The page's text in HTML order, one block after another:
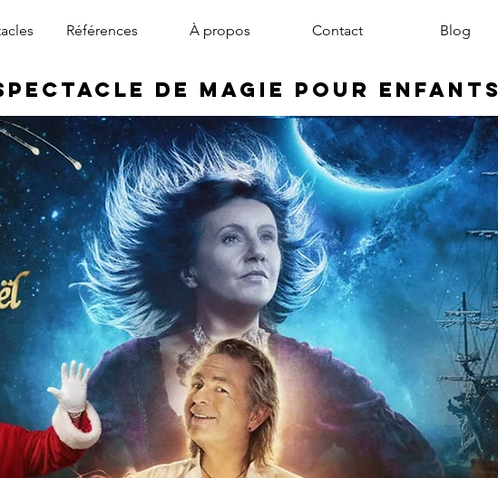
Références À propos Contact Blog
de Magie pour enfants
arbre de noël